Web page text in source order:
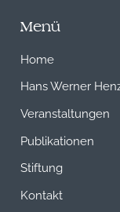
Menü
Home
Hans Werner
Veranstaltungen
Publikationen
Stiftung
Kontakt